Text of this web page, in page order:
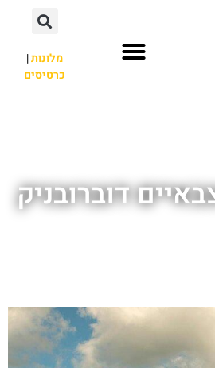
מלונות|
כרטיסים
דוברובניק